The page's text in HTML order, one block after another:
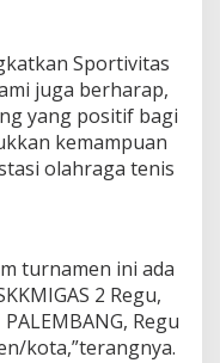
Sportivitas
juga berharap,
yang positif bagi
kemampuan
olahraga tenis
turnamen ini ada
2 Regu,
Regu
kota,”terangnya.